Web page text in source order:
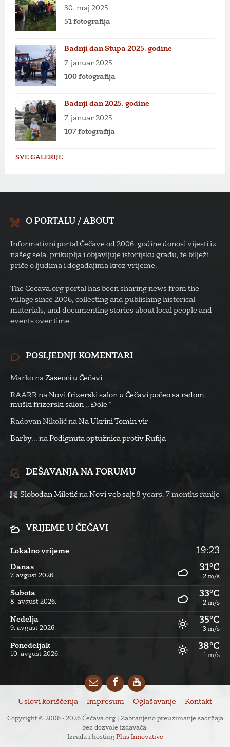
30. maj 2025.
51 fotografija
Badnji dan Stupa 2025. godine
7. januar 2025.
100 fotografija
Badnji dan 2025. godine
7. januar 2025.
107 fotografija
SVE GALERIJE
O PORTALU / ABOUT
Informativni portal Čečave od 2006. godine donosi vijesti iz
našeg sela, prikuplja i objavljuje istorijsku građu, te bilježi
priče o ljudima i događajima kroz vrijeme.
The Cecava.org portal has been sharing news from the
village since 2006, collecting and publishing historical
materials, and documenting stories about local people and
events over time.
POSLJEDNJI KOMENTARI
Marko na Zaseoci u Čečavi
RAARR na Novi frizerski salon u Čečavi počeo sa radom,
muški frizerski salon ,, Đole “
Radovan Nikolić na Na Ukrini Tomin vir
Barby... na Podignuta optužnica protiv Rufija
DEŠAVANJA NA FORUMU
Slobodan Miletić na Novi veb sajt 8 years, 7 months ranije
VRIJEME U ČEČAVI
Lokalno vrijeme 19:23
Danas
7. avgust 2026.
31°C
2 m/s
Subota
8. avgust 2026.
33°C
2 m/s
Nedelja
9. avgust 2026.
35°C
3 m/s
Ponedeljak
10. avgust 2026.
38°C
1 m/s
EmailFacebookYouTube
Uslovi korišćenja Impresum Oglašavanje Kontakt
Copyright © 2006 - 2026 Čečava.org | Zabranjeno preuzimanje sadržaja
bez dozvole izdavača.
Izrada i hosting Plus Innovative